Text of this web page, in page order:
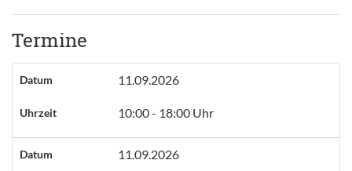
Termine
Datum 11.09.2026
Uhrzeit 10:00 - 18:00 Uhr
Datum 11.09.2026